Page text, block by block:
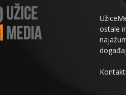
ostale